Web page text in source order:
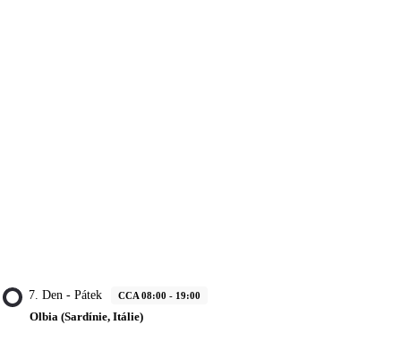
7. Den - Pátek CCA 08:00 - 19:00
Olbia (Sardínie, Itálie)